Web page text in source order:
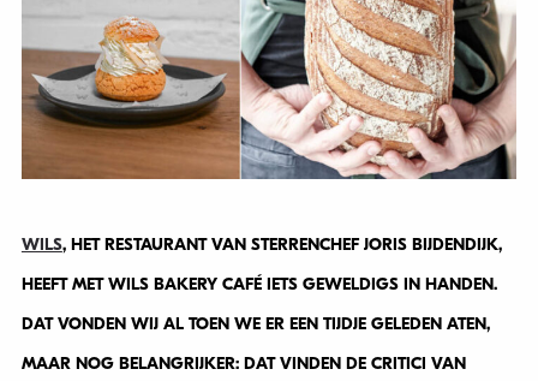
WILS, HET RESTAURANT VAN STERRENCHEF JORIS BIJDENDIJK,
HEEFT MET WILS BAKERY CAFÉ IETS GEWELDIGS IN HANDEN.
DAT VONDEN WIJ AL TOEN WE ER EEN TIJDJE GELEDEN ATEN,
MAAR NOG BELANGRIJKER: DAT VINDEN DE CRITICI VAN